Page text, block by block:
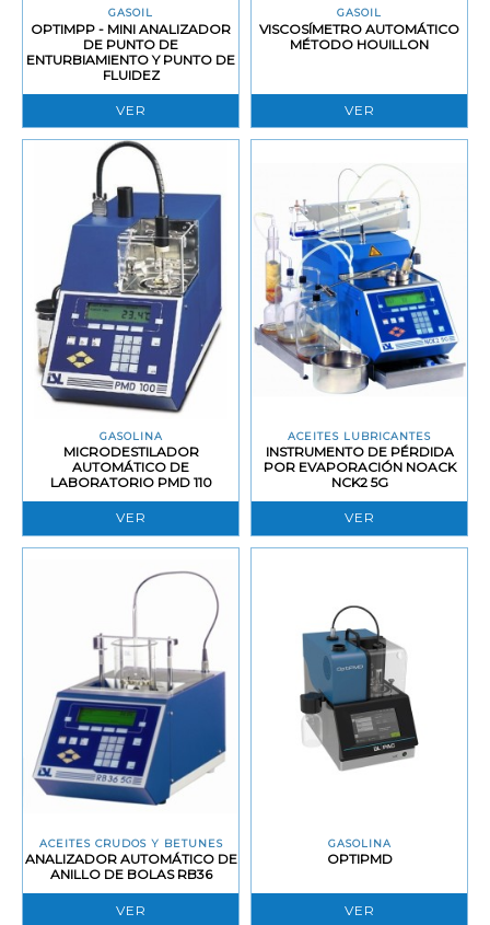
GASOIL
OPTIMPP - MINI ANALIZADOR
DE PUNTO DE
ENTURBIAMIENTO Y PUNTO DE
FLUIDEZ
VER
GASOIL
VISCOSÍMETRO AUTOMÁTICO
MÉTODO HOUILLON
VER
GASOLINA
MICRODESTILADOR
AUTOMÁTICO DE
LABORATORIO PMD 110
VER
ACEITES LUBRICANTES
INSTRUMENTO DE PÉRDIDA
POR EVAPORACIÓN NOACK
NCK2 5G
VER
ACEITES CRUDOS Y BETUNES
ANALIZADOR AUTOMÁTICO DE
ANILLO DE BOLAS RB36
VER
GASOLINA
OPTIPMD
VER